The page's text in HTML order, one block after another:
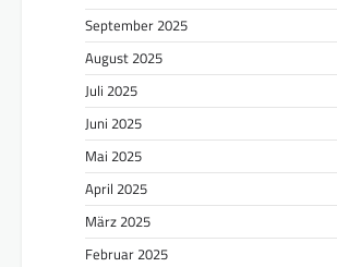
September 2025
August 2025
Juli 2025
Juni 2025
Mai 2025
April 2025
März 2025
Februar 2025